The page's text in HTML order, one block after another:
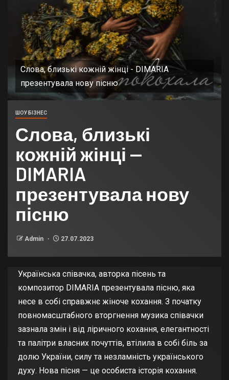
Слова, близькі кожній жінці - DIMARIA
презентувала нову пісню
ШОУ БІЗНЕС
Слова, близькі
кожній жінці —
DIMARIA
презентувала нову
пісню
Admin 27.07.2023
Українська співачка, авторка пісень та
композитор DIMARIA презентувала пісню, яка
несе в собі справжнє жіноче кохання. З початку
повномасштабного вторгнення музика співачки
зазнала змін і від ліричного кохання, елегантності
та палітри власних почуттів, втілила в собі біль за
долю України, силу та незламність українського
духу. Нова пісня — це особиста історія кохання.